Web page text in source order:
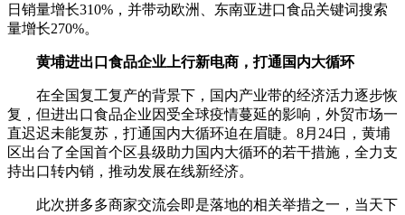
日销量增长310%，并带动欧洲、东南亚进口食品关键词搜索
量增长270%。
黄埔进出口食品企业上行新电商，打通国内大循环
在全国复工复产的背景下，国内产业带的经济活力逐步恢
复，但进出口食品企业因受全球疫情蔓延的影响，外贸市场一
直迟迟未能复苏，打通国内大循环迫在眉睫。8月24日，黄埔
区出台了全国首个区县级助力国内大循环的若干措施，全力支
持出口转内销，推动发展在线新经济。
此次拼多多商家交流会即是落地的相关举措之一，当天下